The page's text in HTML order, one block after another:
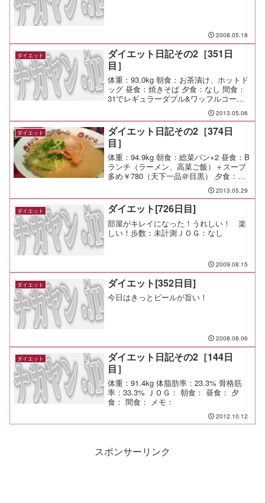
2008.05.18
ダイエット
ダイエット日記その2［351日
目］
体重：93.0kg 朝食：お茶漬け、ホットド
ッグ 昼食：焼きそば 夕食：なし 間食：
31でレギュラーダブル&ワッフルコーン
運動：Swim-3,000/50min, G11-
210(1,710) メモ：遅いくせに抜かされそ
うになると必死で頑...
2013.05.06
ダイエット
ダイエット日記その2［374日
目］
体重：94.9kg 朝食：総菜パン×2 昼食：B
ランチ（ラーメン、高菜ご飯）＋スープ
多め￥780（天下一品＠目黒） 夕食：WG
懇親会（陳民＠目黒） 間食： 運動：なし
2013.05.29
ダイエット ダイエット[726日目]
部屋がキレイになった！うれしい！ 楽
しい！歩数：未計測ＪＯＧ：なし
2009.08.15
ダイエット ダイエット[352日目]
今日はきっとビールが旨い！
2008.08.06
ダイエット
ダイエット日記その2［144日
目］
体重：91.4kg 体脂肪率：23.3% 骨格筋
率：33.3% ＪＯＧ： 朝食： 昼食： 夕
食： 間食： メモ：
2012.10.12
スポンサーリンク